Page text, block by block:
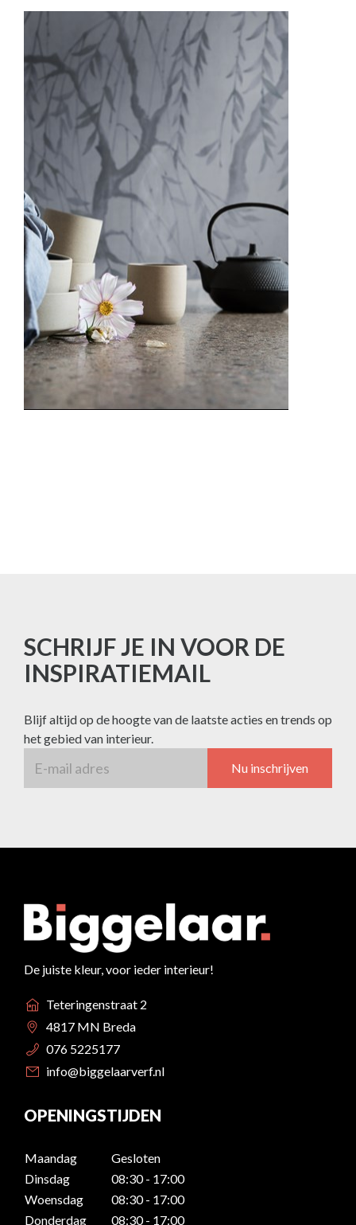
SCHRIJF JE IN VOOR DE
INSPIRATIEMAIL
Blijf altijd op de hoogte van de laatste acties en trends op
het gebied van interieur.
Nu inschrijven
De juiste kleur, voor ieder interieur!
Teteringenstraat 2
4817 MN Breda
076 5225177
info@biggelaarverf.nl
OPENINGSTIJDEN
Maandag
Gesloten
Dinsdag
08:30 - 17:00
Woensdag
08:30 - 17:00
Donderdag
08:30 - 17:00